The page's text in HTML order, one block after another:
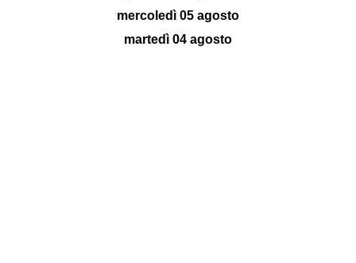
mercoledì 05 agosto
martedì 04 agosto